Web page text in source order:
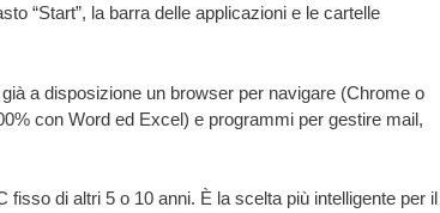
“Start”, la barra delle applicazioni e le cartelle
a disposizione un browser per navigare (Chrome o
con Word ed Excel) e programmi per gestire mail,
di altri 5 o 10 anni. È la scelta più intelligente per il